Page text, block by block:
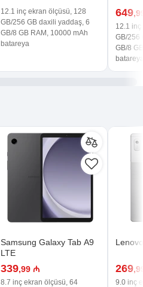
12.1 inç ekran ölçüsü, 128
GB/256 GB daxili yaddaş, 6
GB/8 GB RAM, 10000 mAh
batareya
649
12.1
GB/256
GB/8
Samsung Galaxy Tab A9
LTE
339,99 ₼
8.7 inç ekran ölçüsü, 64
269
9.0 inç